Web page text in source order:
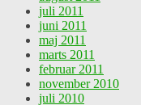
juli 2011
juni 2011
maj 2011
marts 2011
februar 2011
november 2010
juli 2010